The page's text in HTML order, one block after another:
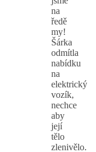
na
ředě
my!
Šárka
odmítla
nabídku
na
elektrický
vozík,
nechce
aby
její
tělo
zlenivělo.